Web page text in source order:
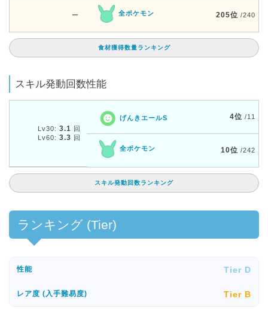
ー 全ポケモン 205位 /240
食材獲得数量ランキング
スキル発動回数性能
Lv30: 3.1 回
Lv60: 3.3 回
げんきエールS 4位 /11
全ポケモン 10位 /242
スキル発動回数ランキング
ランキング (Tier)
性能 Tier D
レア度 (入手難易度) Tier B